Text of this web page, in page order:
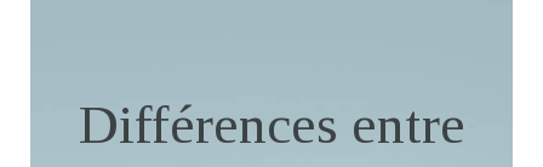
Différences entre